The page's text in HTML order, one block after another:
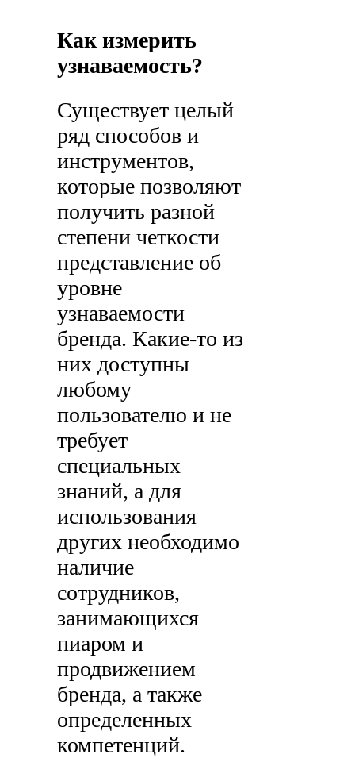
Как измерить
узнаваемость?
Существует целый
ряд способов и
инструментов,
которые позволяют
получить разной
степени четкости
представление об
уровне
узнаваемости
бренда. Какие-то из
них доступны
любому
пользователю и не
требует
специальных
знаний, а для
использования
других необходимо
наличие
сотрудников,
занимающихся
пиаром и
продвижением
бренда, а также
определенных
компетенций.